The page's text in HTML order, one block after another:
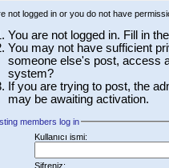
not logged in or you do not have
You are not logged in. Fill in
You may not have sufficient
someone else's post, access
system?
If you are trying to post, the
may be awaiting activation.
members log in
Kullanıcı ismi:
Şifreniz: